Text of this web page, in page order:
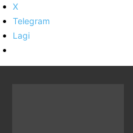
X
Telegram
Lagi